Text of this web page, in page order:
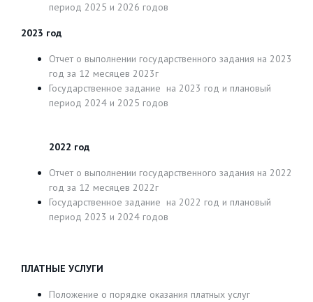
период 2025 и 2026 годов
2023 год
Отчет о выполнении государственного задания на 2023
год за 12 месяцев 2023г
Государственное задание на 2023 год и плановый
период 2024 и 2025 годов
2022 год
Отчет о выполнении государственного задания на 2022
год за 12 месяцев 2022г
Государственное задание на 2022 год и плановый
период 2023 и 2024 годов
ПЛАТНЫЕ УСЛУГИ
Положение о порядке оказания платных услуг